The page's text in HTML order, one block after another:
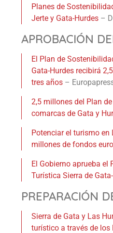
Planes de
Jerte y Gata-Hurdes–
APROBACIÓN
El Plan de
Gata-Hurdes recibirá
tres años –
2,5 millones del Plan
comarcas de Gata y
Potenciar el turismo en
millones de fondos
El Gobierno aprueba el
Turística Sierra de
PREPARACIÓN
Sierra de Gata y Las
turístico a través de los